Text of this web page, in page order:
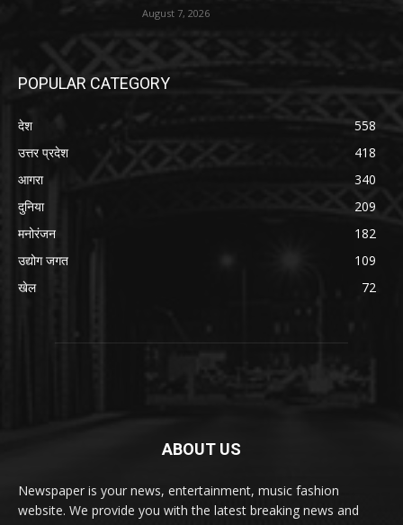
August 7, 2026
POPULAR CATEGORY
देश
558
उत्तर प्रदेश
418
आगरा
340
दुनिया
209
मनोरंजन
182
उद्योग जगत
109
खेल
72
ABOUT US
Newspaper is your news, entertainment, music fashion
website. We provide you with the latest breaking news and